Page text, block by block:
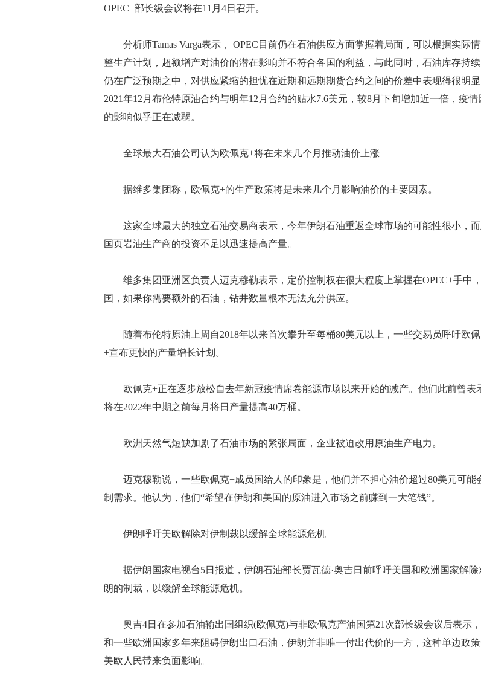
OPEC+部长级会议将在11月4日召开。
分析师Tamas Varga表示， OPEC目前仍在石油供应方面掌握着局面，可以根据实际
整生产计划，超额增产对油价的潜在影响并不符合各国的利益，与此同时，石油库存持
仍在广泛预期之中，对供应紧缩的担忧在近期和远期期货合约之间的价差中表现得很明显
2021年12月布伦特原油合约与明年12月合约的贴水7.6美元，较8月下旬增加近一倍，疫情
的影响似乎正在减弱。
全球最大石油公司认为欧佩克+将在未来几个月推动油价上涨
据维多集团称，欧佩克+的生产政策将是未来几个月影响油价的主要因素。
这家全球最大的独立石油交易商表示，今年伊朗石油重返全球市场的可能性很小，
国页岩油生产商的投资不足以迅速提高产量。
维多集团亚洲区负责人迈克穆勒表示，定价控制权在很大程度上掌握在OPEC+手中
国，如果你需要额外的石油，钻井数量根本无法充分供应。
随着布伦特原油上周自2018年以来首次攀升至每桶80美元以上，一些交易员呼吁欧
+宣布更快的产量增长计划。
欧佩克+正在逐步放松自去年新冠疫情席卷能源市场以来开始的减产。他们此前曾表
将在2022年中期之前每月将日产量提高40万桶。
欧洲天然气短缺加剧了石油市场的紧张局面，企业被迫改用原油生产电力。
迈克穆勒说，一些欧佩克+成员国给人的印象是，他们并不担心油价超过80美元可能
制需求。他认为，他们“希望在伊朗和美国的原油进入市场之前赚到一大笔钱”。
伊朗呼吁美欧解除对伊制裁以缓解全球能源危机
据伊朗国家电视台5日报道，伊朗石油部长贾瓦德·奥吉日前呼吁美国和欧洲国家解除
朗的制裁，以缓解全球能源危机。
奥吉4日在参加石油输出国组织(欧佩克)与非欧佩克产油国第21次部长级会议后表示
和一些欧洲国家多年来阻碍伊朗出口石油，伊朗并非唯一付出代价的一方，这种单边政
美欧人民带来负面影响。